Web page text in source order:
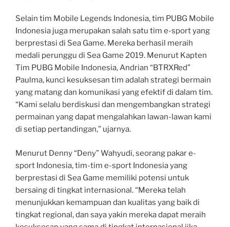
Selain tim Mobile Legends Indonesia, tim PUBG Mobile
Indonesia juga merupakan salah satu tim e-sport yang
berprestasi di Sea Game. Mereka berhasil meraih
medali perunggu di Sea Game 2019. Menurut Kapten
Tim PUBG Mobile Indonesia, Andrian “BTRXRed”
Paulma, kunci kesuksesan tim adalah strategi bermain
yang matang dan komunikasi yang efektif di dalam tim.
“Kami selalu berdiskusi dan mengembangkan strategi
permainan yang dapat mengalahkan lawan-lawan kami
di setiap pertandingan,” ujarnya.
Menurut Denny “Deny” Wahyudi, seorang pakar e-
sport Indonesia, tim-tim e-sport Indonesia yang
berprestasi di Sea Game memiliki potensi untuk
bersaing di tingkat internasional. “Mereka telah
menunjukkan kemampuan dan kualitas yang baik di
tingkat regional, dan saya yakin mereka dapat meraih